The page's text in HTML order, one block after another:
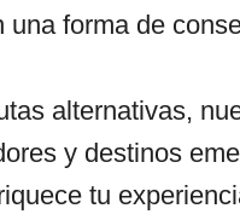
una forma de
alternativas,
y destinos
tu